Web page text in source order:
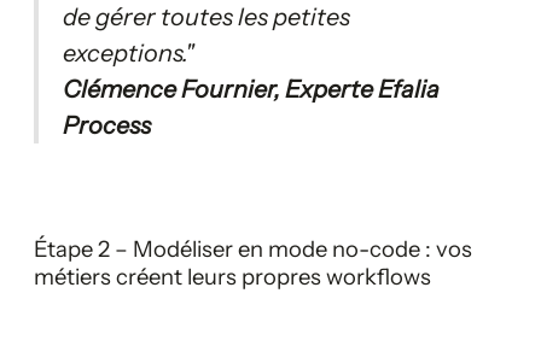
de gérer toutes les petites
exceptions."
Clémence Fournier, Experte Efalia
Process
Étape 2 – Modéliser en mode no-code : vos
métiers créent leurs propres workflows